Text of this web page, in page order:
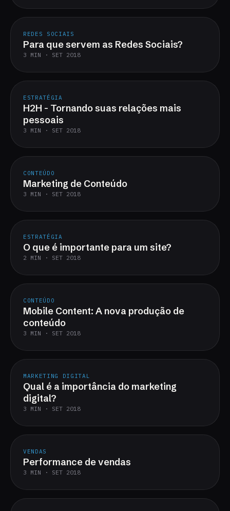
REDES SOCIAIS
Para que servem as Redes Sociais?
3 MIN · SET 2018
ESTRATÉGIA
H2H - Tornando suas relações mais
pessoais
3 MIN · SET 2018
CONTEÚDO
Marketing de Conteúdo
3 MIN · SET 2018
ESTRATÉGIA
O que é importante para um site?
2 MIN · SET 2018
CONTEÚDO
Mobile Content: A nova produção de
conteúdo
3 MIN · SET 2018
MARKETING DIGITAL
Qual é a importância do marketing
digital?
3 MIN · SET 2018
VENDAS
Performance de vendas
3 MIN · SET 2018